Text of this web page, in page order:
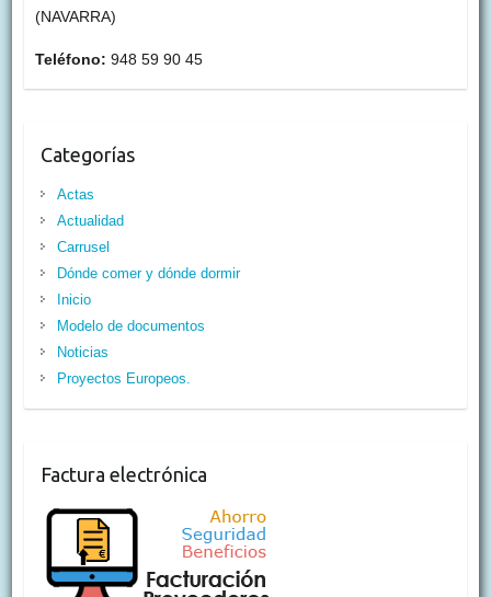
(NAVARRA)
Teléfono: 948 59 90 45
Categorías
Actas
Actualidad
Carrusel
Dónde comer y dónde dormir
Inicio
Modelo de documentos
Noticias
Proyectos Europeos.
Factura electrónica